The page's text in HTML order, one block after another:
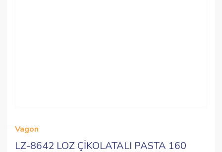
Vagon
LZ-8642 LOZ ÇİKOLATALI PASTA 160